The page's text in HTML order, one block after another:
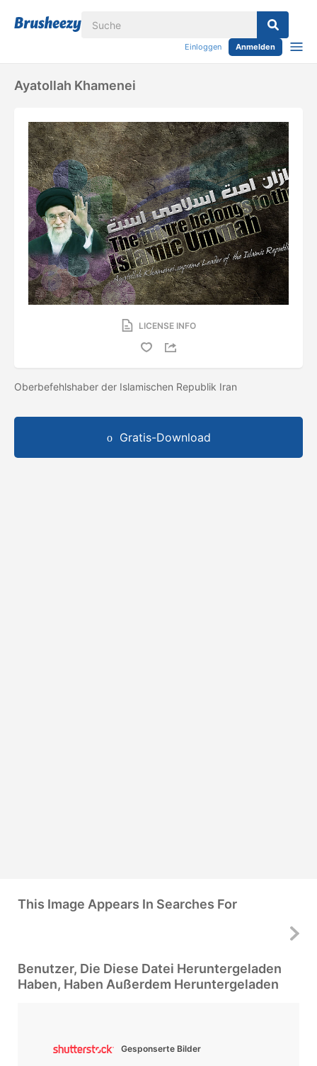
Einloggen Anmelden
Ayatollah Khamenei
LICENSE INFO
Oberbefehlshaber der Islamischen Republik Iran
Gratis-Download
This Image Appears In Searches For
Benutzer, Die Diese Datei Heruntergeladen
Haben, Haben Außerdem Heruntergeladen
Gesponserte Bilder